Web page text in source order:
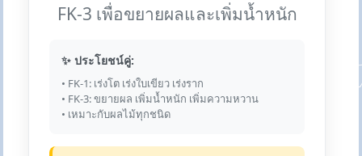
FK-3 เพื่อขยายผลและเพิ่มน้ำหนัก
✨ ประโยชน์คู่:
• FK-1: เร่งโต เร่งใบเขียว เร่งราก
• FK-3: ขยายผล เพิ่มน้ำหนัก เพิ่มความหวาน
• เหมาะกับผลไม้ทุกชนิด